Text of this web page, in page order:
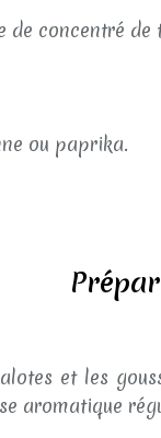
de concentré de
ou paprika.
et les
aromatique